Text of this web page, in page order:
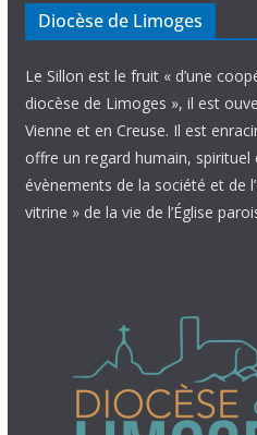
Diocèse de Limoges
Le Sillon est le fruit « d’une
diocèse de Limoges », il est
Vienne et en Creuse. Il est
offre un regard humain, spirituel
évènements de la société et de
vitrine » de la vie de l’Église